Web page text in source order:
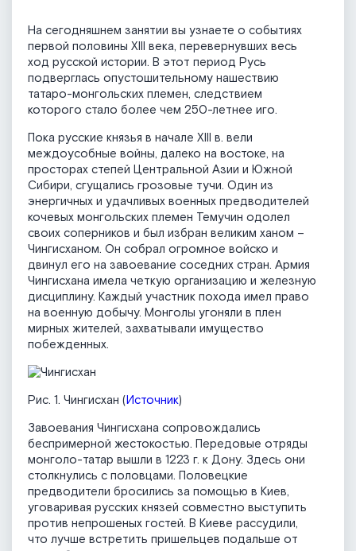
На сегодняшнем занятии вы узнаете о событиях
первой половины XIII века, перевернувших весь
ход русской истории. В этот период Русь
подверглась опустошительному нашествию
татаро-монгольских племен, следствием
которого стало более чем 250-летнее иго.
Пока русские князья в начале XIII в. вели
междоусобные войны, далеко на востоке, на
просторах степей Центральной Азии и Южной
Сибири, сгущались грозовые тучи. Один из
энергичных и удачливых военных предводителей
кочевых монгольских племен Темучин одолел
своих соперников и был избран великим ханом –
Чингисханом. Он собрал огромное войско и
двинул его на завоевание соседних стран. Армия
Чингисхана имела четкую организацию и железную
дисциплину. Каждый участник похода имел право
на военную добычу. Монголы угоняли в плен
мирных жителей, захватывали имущество
побежденных.
Рис. 1. Чингисхан (Источник)
Завоевания Чингисхана сопровож­дались
беспримерной жестокостью. Передовые от­ряды
монголо-татар вышли в 1223 г. к Дону. Здесь они
столкнулись с половцами. Половецкие
предводители бросились за помощью в Киев,
уговаривая русских князей совместно выступить
против непрошеных гос­тей. В Киеве рассудили,
что лучше встретить при­шельцев подальше от